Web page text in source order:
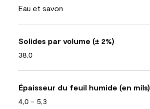
Eau et savon
Solides par volume (± 2%)
38.0
Épaisseur du feuil humide (en mils)
4,0 - 5,3